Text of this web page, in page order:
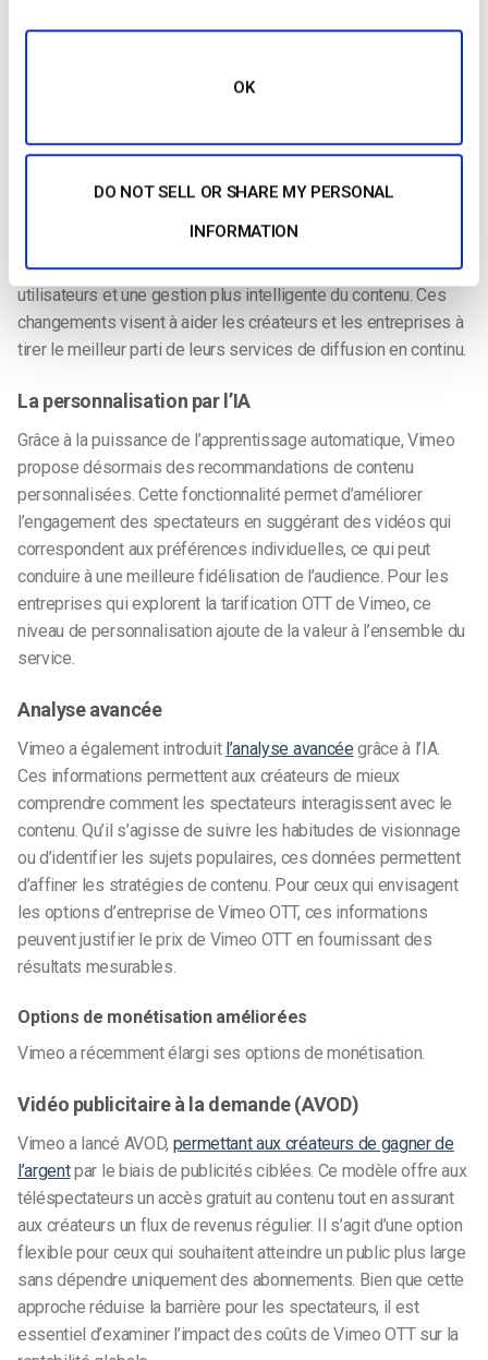
OK
DO NOT SELL OR SHARE MY PERSONAL
INFORMATION
jetons d’autorisation, qui sont essentiels pour accorder aux
permet non seulement de renforcer la sécurité, mais aussi de
Fonctionnalités mises à jour et intégration de l’IA
Vimeo a apporté d’importantes mises à jour à sa plateforme
OTT, en mettant l’accent sur l’amélioration de l’expérience des
utilisateurs et une gestion plus intelligente du contenu. Ces
changements visent à aider les créateurs et les entreprises à
tirer le meilleur parti de leurs services de diffusion en continu.
La personnalisation par l’IA
Grâce à la puissance de l’apprentissage automatique, Vimeo
propose désormais des recommandations de contenu
personnalisées. Cette fonctionnalité permet d’améliorer
l’engagement des spectateurs en suggérant des vidéos qui
correspondent aux préférences individuelles, ce qui peut
conduire à une meilleure fidélisation de l’audience. Pour les
entreprises qui explorent la tarification OTT de Vimeo, ce
niveau de personnalisation ajoute de la valeur à l’ensemble du
service.
Analyse avancée
Vimeo a également introduit l’analyse avancée grâce à l’IA.
Ces informations permettent aux créateurs de mieux
comprendre comment les spectateurs interagissent avec le
contenu. Qu’il s’agisse de suivre les habitudes de visionnage
ou d’identifier les sujets populaires, ces données permettent
d’affiner les stratégies de contenu. Pour ceux qui envisagent
les options d’entreprise de Vimeo OTT, ces informations
peuvent justifier le prix de Vimeo OTT en fournissant des
résultats mesurables.
Options de monétisation améliorées
Vimeo a récemment élargi ses options de monétisation.
Vidéo publicitaire à la demande (AVOD)
Vimeo a lancé AVOD, permettant aux créateurs de gagner de
l’argentpar le biais de publicités ciblées. Ce modèle offre aux
téléspectateurs un accès gratuit au contenu tout en assurant
aux créateurs un flux de revenus régulier. Il s’agit d’une option
flexible pour ceux qui souhaitent atteindre un public plus large
sans dépendre uniquement des abonnements. Bien que cette
approche réduise la barrière pour les spectateurs, il est
essentiel d’examiner l’impact des coûts de Vimeo OTT sur la